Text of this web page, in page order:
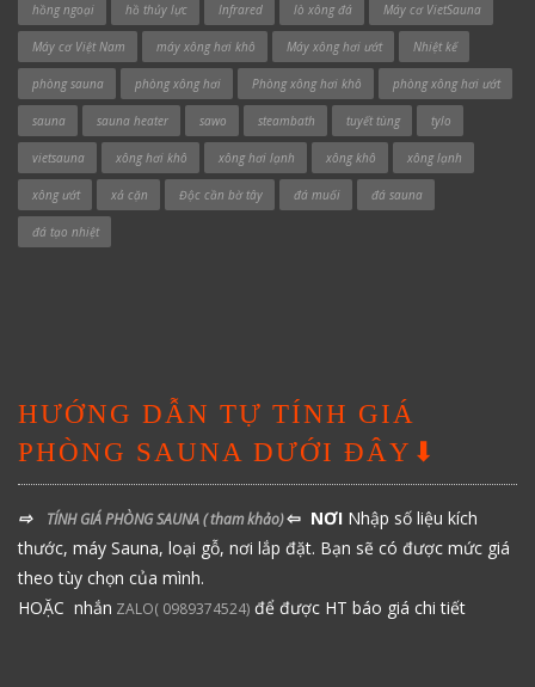
hồng ngoại hồ thủy lực Infrared lò xông đá Máy cơ VietSauna
Máy cơ Việt Nam máy xông hơi khô Máy xông hơi ướt Nhiệt kế
phòng sauna phòng xông hơi Phòng xông hơi khô phòng xông hơi ướt
sauna sauna heater sawo steambath tuyết tùng tylo
vietsauna xông hơi khô xông hơi lạnh xông khô xông lạnh
xông ướt xả cặn Độc cần bờ tây đá muối đá sauna
đá tạo nhiệt
HƯỚNG DẪN TỰ TÍNH GIÁ
PHÒNG SAUNA DƯỚI ĐÂY⬇
⇨ TÍNH GIÁ PHÒNG SAUNA( tham khảo)⇦ NƠI Nhập số liệu kích
thước, máy Sauna, loại gỗ, nơi lắp đặt. Bạn sẽ có được mức giá
theo tùy chọn của mình.
HOẶC nhắn ZALO( 0989374524) để được HT báo giá chi tiết